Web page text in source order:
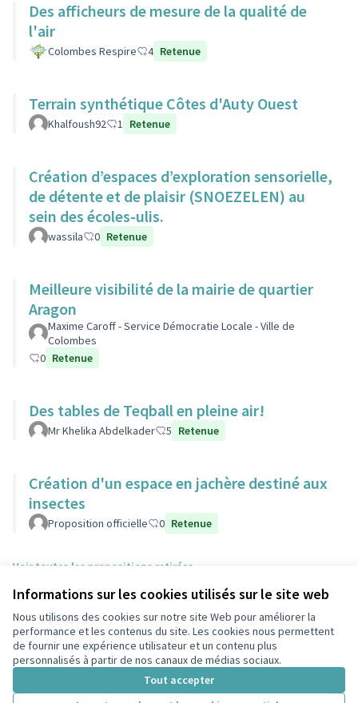
Informations sur les cookies utilisés sur le site web
Nous utilisons des cookies sur notre site Web pour améliorer la
performance et les contenus du site. Les cookies nous permettent
de fournir une expérience utilisateur et un contenu plus
personnalisés à partir de nos canaux de médias sociaux.
Tout accepter
Des afficheurs de mesure de la qualité de
l'air
Colombes Respire 4 Retenue
Terrain synthétique Côtes d'Auty Ouest
Khalfoush92 1 Retenue
Création d’espaces d’exploration sensorielle,
de détente et de plaisir (SNOEZELEN) au
sein des écoles-ulis.
wassila 0 Retenue
Meilleure visibilité de la mairie de quartier
Aragon
Maxime Caroff - Service Démocratie Locale - Ville de
Colombes
0 Retenue
Des tables de Teqball en pleine air!
Mr Khelika Abdelkader 5 Retenue
Création d'un espace en jachère destiné aux
insectes
Proposition officielle 0 Retenue
Voir toutes les propositions retirées
Conditions d'utilisation
Paramètres des cookies
participons.colombes.fr sur Facebook
(Lien externe)